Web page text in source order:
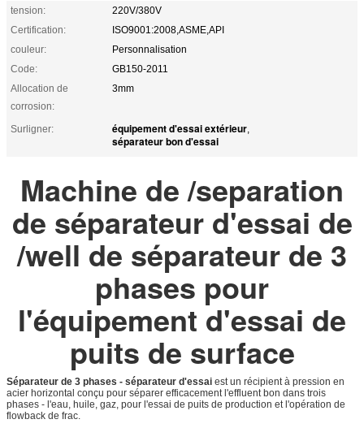
tension:
220V/380V
Certification:
ISO9001:2008,ASME,API
couleur:
Personnalisation
Code:
GB150-2011
Allocation de
corrosion:
3mm
Surligner: équipement d'essai extérieur,
séparateur bon d'essai
Machine de /separation
de séparateur d'essai de
/well de séparateur de 3
phases pour
l'équipement d'essai de
puits de surface
Séparateur de 3 phases - séparateur d'essai est un récipient à pression en
acier horizontal conçu pour séparer efficacement l'effluent bon dans trois
phases - l'eau, huile, gaz, pour l'essai de puits de production et l'opération de
flowback de frac.